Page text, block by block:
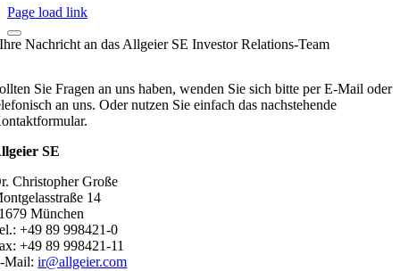
Page load link
Ihre Nachricht an das Allgeier SE Investor Relations-Team
Sie Fragen an uns haben, wenden Sie sich bitte per E-Mail oder
an uns. Oder nutzen Sie einfach das nachstehende
SE
Christopher Große
14
München
+49 89 998421-0
+49 89 998421-11
Mail:ir@allgeier.com